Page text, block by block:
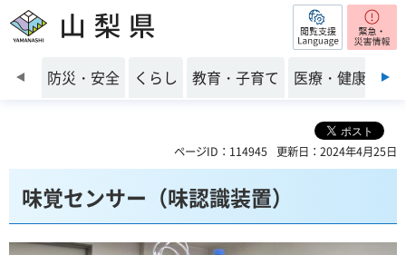
山梨県 閲覧支援
前のスライドを表示
防災・安全 くらし 教育・子育て 医療・健康・福
ページID：114945 更新日：2024年4月25日
味覚センサー（味認識装置）